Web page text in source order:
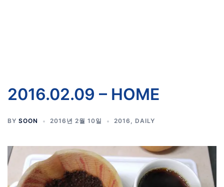
2016.02.09 – HOME
BY SOON 2016년 2월 10일 2016 , DAILY